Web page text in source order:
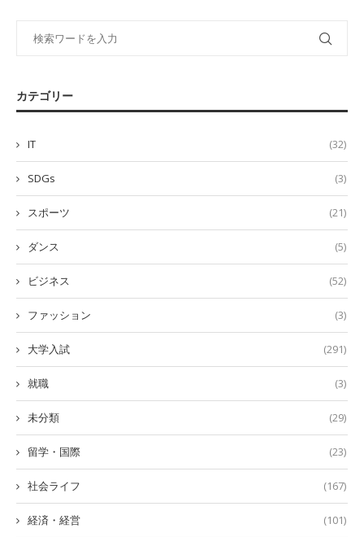
カテゴリー
IT (32)
SDGs (3)
スポーツ (21)
ダンス (5)
ビジネス (52)
ファッション (3)
大学入試 (291)
就職 (3)
未分類 (29)
留学・国際 (23)
社会ライフ (167)
経済・経営 (101)